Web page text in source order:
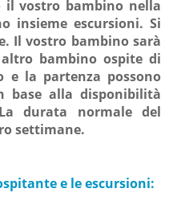
vostro bambino nella
insieme escursioni. Si
Il vostro bambino sarà
bambino ospite di
e la partenza possono
base alla disponibilità
durata normale del
settimane.
e le escursioni: